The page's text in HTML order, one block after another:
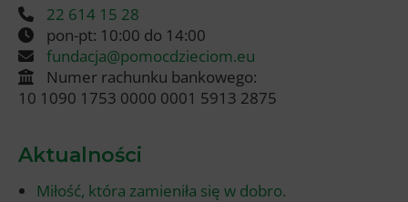
22 614 15 28
pon-pt: 10:00 do 14:00
fundacja@pomocdzieciom.eu
Numer rachunku bankowego:
10 1090 1753 0000 0001 5913 2875
Aktualności
Miłość, która zamieniła się w dobro.